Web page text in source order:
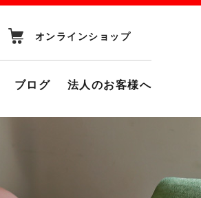
オンラインショップ
ブログ 法人のお客様へ